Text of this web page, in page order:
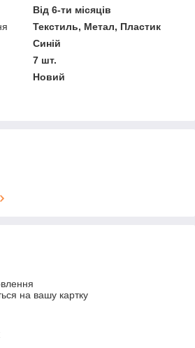
Від 6-ти місяців
Текстиль, Метал, Пластик
Синій
7 шт.
Новий
на вашу картку